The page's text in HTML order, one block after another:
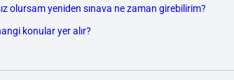
olursam yeniden sınava ne zaman girebilirim?
konular yer alır?